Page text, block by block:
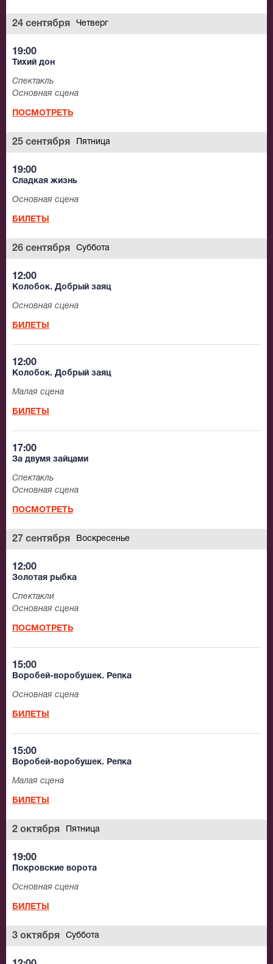
24 сентября Четверг
19:00
Тихий дон
Спектакль
Основная сцена
ПОСМОТРЕТЬ
25 сентября Пятница
19:00
Сладкая жизнь
Основная сцена
БИЛЕТЫ
26 сентября Суббота
12:00
Колобок. Добрый заяц
Основная сцена
БИЛЕТЫ
12:00
Колобок. Добрый заяц
Малая сцена
БИЛЕТЫ
17:00
За двумя зайцами
Спектакль
Основная сцена
ПОСМОТРЕТЬ
27 сентября Воскресенье
12:00
Золотая рыбка
Спектакли
Основная сцена
ПОСМОТРЕТЬ
15:00
Воробей-воробушек. Репка
Основная сцена
БИЛЕТЫ
15:00
Воробей-воробушек. Репка
Малая сцена
БИЛЕТЫ
2 октября Пятница
19:00
Покровские ворота
Основная сцена
БИЛЕТЫ
3 октября Суббота